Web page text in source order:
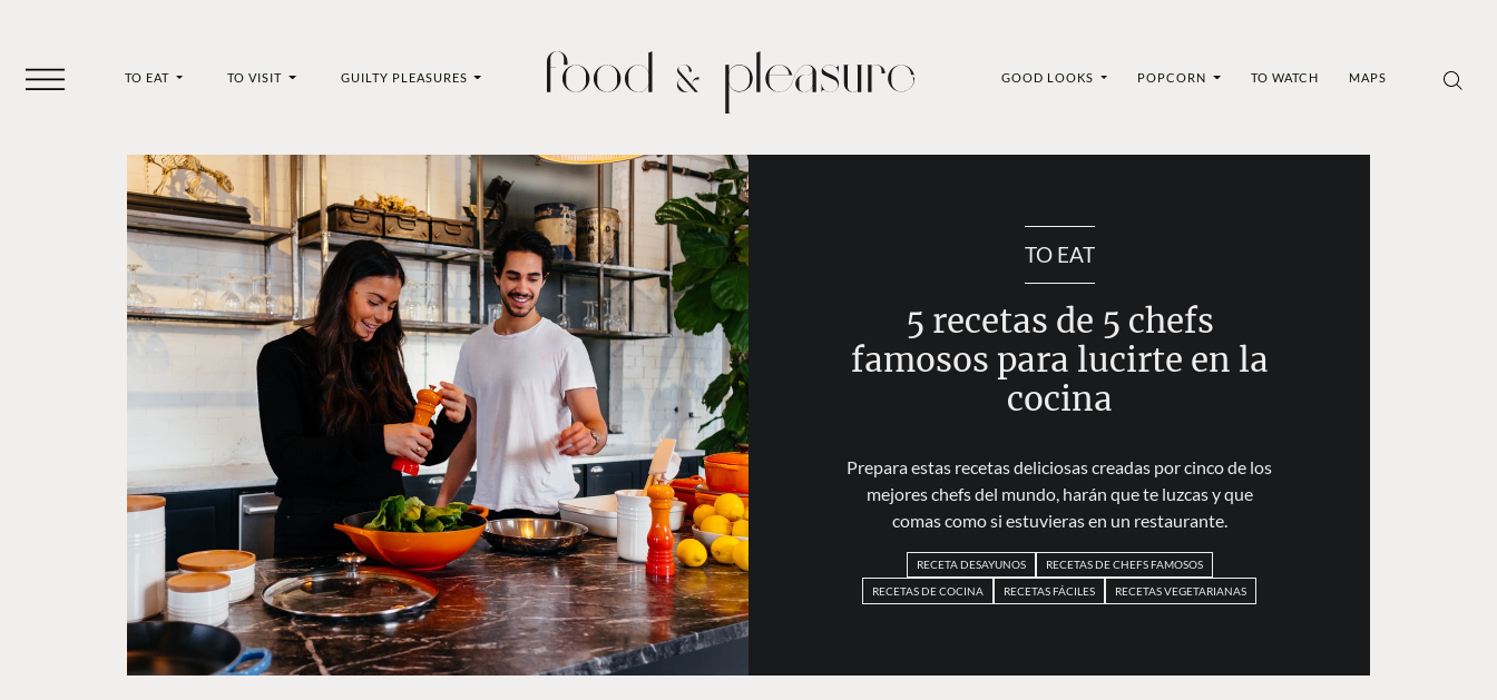
TO EAT TO VISIT GUILTY PLEASURES GOOD LOOKS POPCORN TO WATCH MAPS
TO EAT
5 recetas de 5 chefs
famosos para lucirte en la
cocina
Prepara estas recetas deliciosas creadas por cinco de los
mejores chefs del mundo, harán que te luzcas y que
comas como si estuvieras en un restaurante.
RECETA DESAYUNOS
RECETAS DE CHEFS FAMOSOS
RECETAS DE COCINA
RECETAS FÁCILES RECETAS VEGETARIANAS